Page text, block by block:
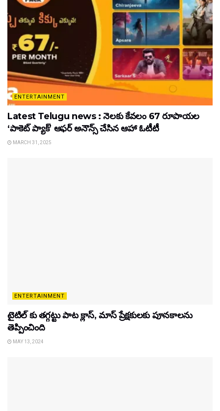
ENTERTAINMENT
Latest Telugu news : నెలకు కేవలం 67 రూపాయల
‘పాకెట్ ప్యాక్’ ఆఫర్ అనౌన్స్ చేసిన ఆహా ఓటీటీ
MARCH 31, 2025
ENTERTAINMENT
టైటిల్‌ కు తగ్గట్టు పాట క్లాస్, మాస్ ప్రేక్షకులకు పూనకాలను
తెప్పించింది
MAY 13, 2024